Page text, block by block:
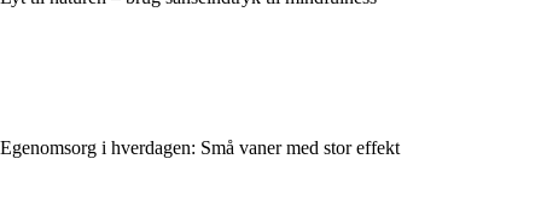
Egenomsorg i hverdagen: Små vaner med stor effekt